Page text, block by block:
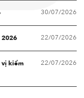
30/07/2026
2026 22/07/2026
vị kiểm
22/07/2026